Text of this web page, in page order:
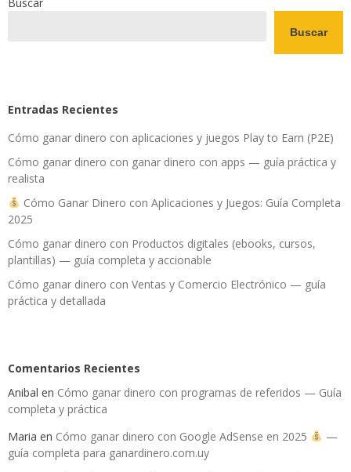
Buscar
Entradas Recientes
Cómo ganar dinero con aplicaciones y juegos Play to Earn (P2E)
Cómo ganar dinero con ganar dinero con apps — guía práctica y
realista
Cómo Ganar Dinero con Aplicaciones y Juegos: Guía Completa
2025
Cómo ganar dinero con Productos digitales (ebooks, cursos,
plantillas) — guía completa y accionable
Cómo ganar dinero con Ventas y Comercio Electrónico — guía
práctica y detallada
Comentarios Recientes
Anibal en Cómo ganar dinero con programas de referidos — Guía
completa y práctica
Maria en Cómo ganar dinero con Google AdSense en 2025
—
guía completa para ganardinero.com.uy